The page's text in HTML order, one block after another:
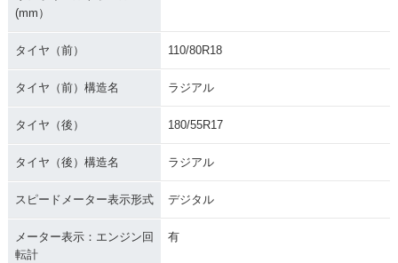
(mm）
タイヤ（前） 110/80R18
タイヤ（前）構造名 ラジアル
タイヤ（後） 180/55R17
タイヤ（後）構造名 ラジアル
スピードメーター表示形式 デジタル
メーター表示：エンジン回
転計
有